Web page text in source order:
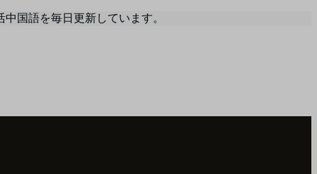
国語を毎日更新しています。